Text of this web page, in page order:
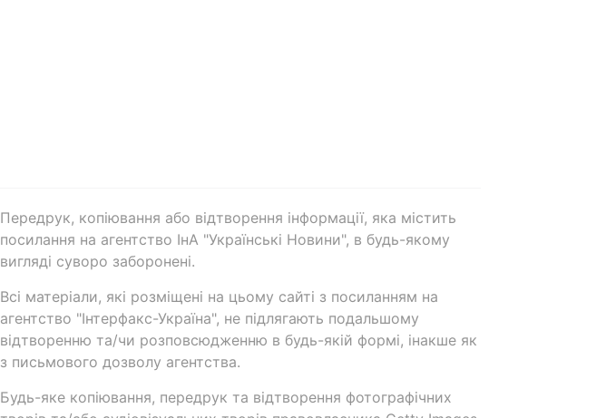
Передрук, копіювання або відтворення інформації, яка містить
посилання на агентство ІнА "Українські Новини", в будь-якому
вигляді суворо заборонені.
Всі матеріали, які розміщені на цьому сайті з посиланням на
агентство "Інтерфакс-Україна", не підлягають подальшому
відтворенню та/чи розповсюдженню в будь-якій формі, інакше як
з письмового дозволу агентства.
Будь-яке копіювання, передрук та відтворення фотографічних